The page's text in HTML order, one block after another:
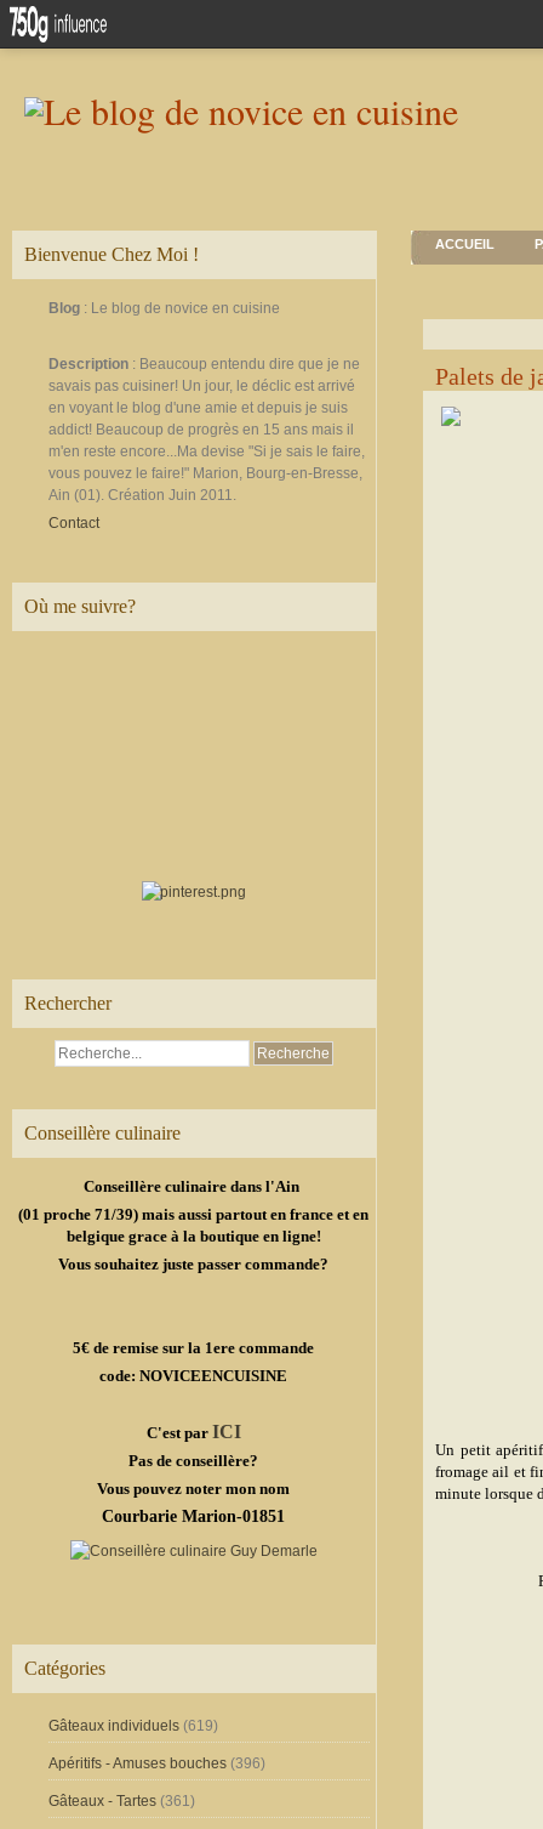
Bienvenue Chez Moi !
Blog : Le blog de novice en cuisine
Description : Beaucoup entendu dire que je ne
savais pas cuisiner! Un jour, le déclic est arrivé
en voyant le blog d'une amie et depuis je suis
addict! Beaucoup de progrès en 15 ans mais il
m'en reste encore...Ma devise "Si je sais le faire,
vous pouvez le faire!" Marion, Bourg-en-Bresse,
Ain (01). Création Juin 2011.
Contact
Où me suivre?
Rechercher
Conseillère culinaire
Conseillère culinaire dans l'Ain
(01 proche 71/39) mais aussi partout en france et en
belgique grace à la boutique en ligne!
Vous souhaitez juste passer commande?
5€ de remise sur la 1ere commande
code: NOVICEENCUISINE
C'est par ICI
Pas de conseillère?
Vous pouvez noter mon nom
Courbarie Marion-01851
Catégories
Gâteaux individuels (619)
Apéritifs - Amuses bouches (396)
Gâteaux - Tartes (361)
ACCUEIL
Palets de
Un petit
fromage ail et
minute lorsque